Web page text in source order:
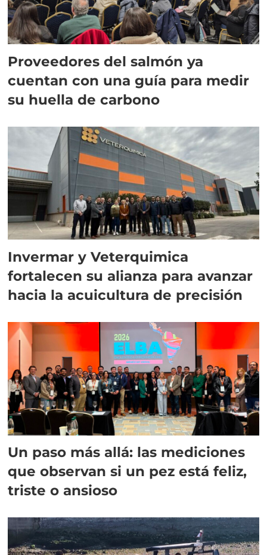
Proveedores del salmón ya
cuentan con una guía para medir
su huella de carbono
Invermar y Veterquimica
fortalecen su alianza para avanzar
hacia la acuicultura de precisión
Un paso más allá: las mediciones
que observan si un pez está feliz,
triste o ansioso